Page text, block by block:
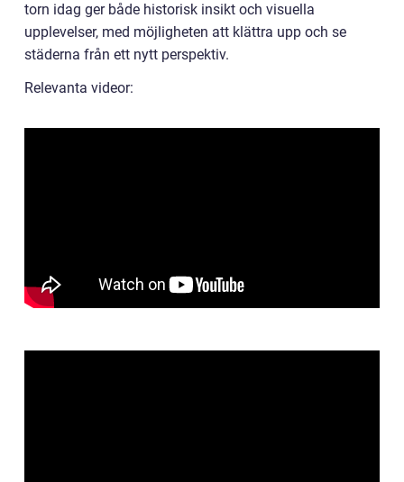
torn idag ger både historisk insikt och visuella
upplevelser, med möjligheten att klättra upp och se
städerna från ett nytt perspektiv.
Relevanta videor: